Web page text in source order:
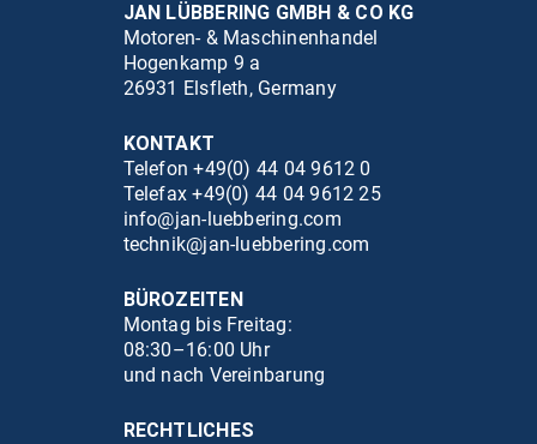
JAN LÜBBERING GMBH & CO KG
Motoren- & Maschinenhandel
Hogenkamp 9 a
26931 Elsfleth, Germany
KONTAKT
Telefon +49(0) 44 04 9612 0
Telefax +49(0) 44 04 9612 25
info@jan-luebbering.com
technik@jan-luebbering.com
BÜROZEITEN
Montag bis Freitag:
08:30–16:00 Uhr
und nach Vereinbarung
RECHTLICHES